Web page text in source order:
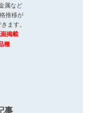
属など
推移が
ます。
掲載
種
事